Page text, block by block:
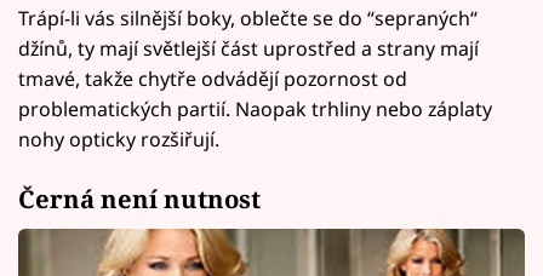
Trápí-li vás silnější boky, oblečte se do “sepraných“
džínů, ty mají světlejší část uprostřed a strany mají
tmavé, takže chytře odvádějí pozornost od
problematických partií. Naopak trhliny nebo záplaty
nohy opticky rozšiřují.
Černá není nutnost